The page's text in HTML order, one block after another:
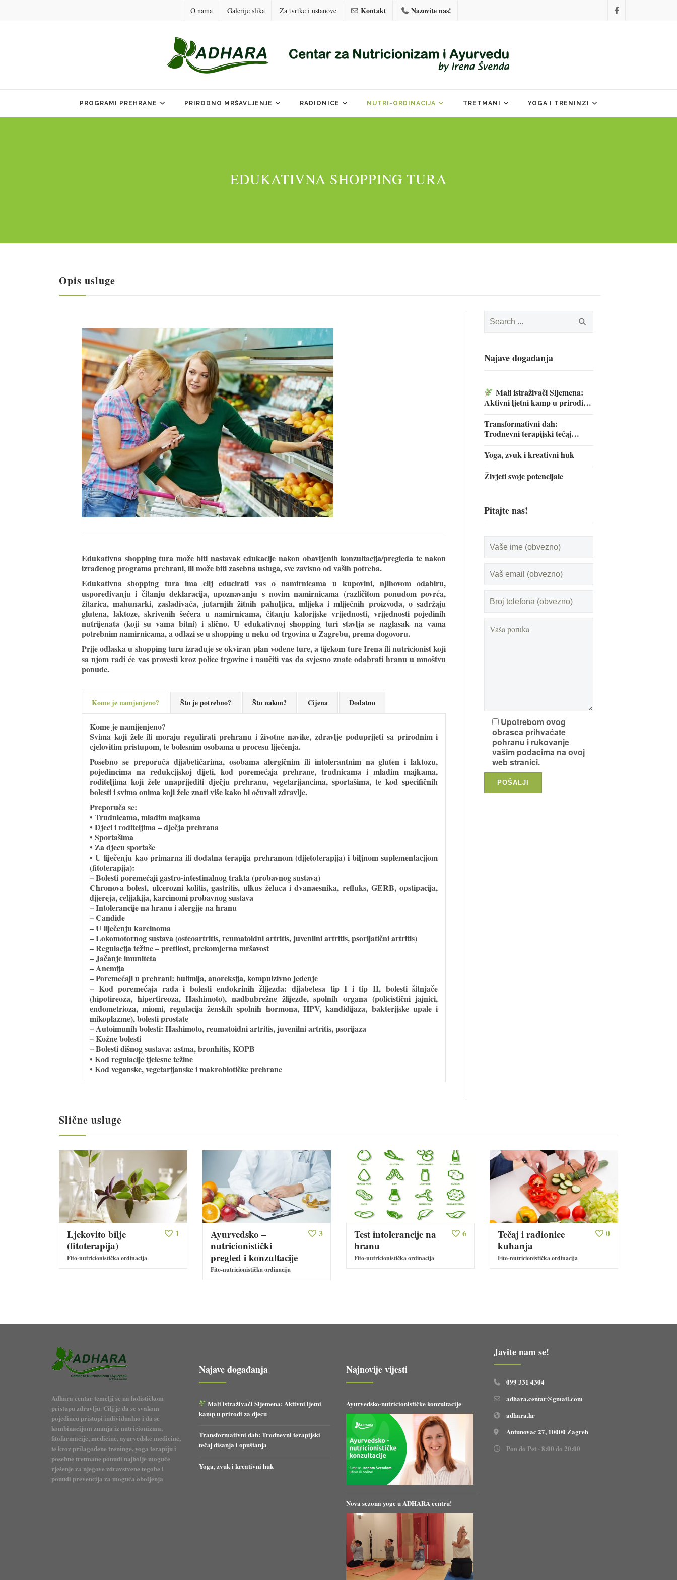
O nama Galerije slika Za tvrtke i ustanove Kontakt Nazovite nas!
PROGRAMI PREHRANE PRIRODNO MRŠAVLJENJE RADIONICE NUTRI-ORDINACIJA TRETMANI YOGA I TRENINZI
EDUKATIVNA SHOPPING TURA
Opis usluge
Edukativna shopping tura može biti nastavak edukacije nakon obavljenih konzultacija/pregleda te nakon
izrađenog programa prehrani, ili može biti zasebna usluga, sve zavisno od vaših potreba.
Edukativna shopping tura ima cilj educirati vas o namirnicama u kupovini, njihovom odabiru,
uspoređivanju i čitanju deklaracija, upoznavanju s novim namirnicama (različitom ponudom povrća,
žitarica, mahunarki, zaslađivača, jutarnjih žitnih pahuljica, mlijeka i mliječnih proizvoda, o sadržaju
glutena, laktoze, skrivenih šećera u namirnicama, čitanju kalorijske vrijednosti, vrijednosti pojedinih
nutrijenata (koji su vama bitni) i slično. U edukativnoj shopping turi stavlja se naglasak na vama
potrebnim namirnicama, a odlazi se u shopping u neku od trgovina u Zagrebu, prema dogovoru.
Prije odlaska u shopping turu izrađuje se okviran plan vođene ture, a tijekom ture Irena ili nutricionist koji
sa njom radi će vas provesti kroz police trgovine i naučiti vas da svjesno znate odabrati hranu u mnoštvu
ponude.
Kome je namjenjeno? Što je potrebno? Što nakon? Cijena Dodatno
Kome je namijenjeno?
Svima koji žele ili moraju regulirati prehranu i životne navike, zdravlje poduprijeti sa prirodnim i
cjelovitim pristupom, te bolesnim osobama u procesu liječenja.
Posebno se preporučadijabetičarima, osobama alergičnim ili intolerantnim na gluten i laktozu,
pojedincima na redukcijskoj dijeti, kod poremećaja prehrane, trudnicama i mladim majkama,
roditeljima koji žele unaprijediti dječju prehranu, vegetarijancima, sportašima, te kod specifičnih
bolesti i svima onima koji žele znati više kako bi očuvali zdravlje.
Preporuča se:
• Trudnicama, mladim majkama
• Djeci i roditeljima – dječja prehrana
• Sportašima
• Za djecu sportaše
• U liječenju kao primarna ili dodatna terapija prehranom (dijetoterapija) i biljnom suplementacijom
(fitoterapija):
– Bolesti poremećaji gastro-intestinalnog trakta (probavnog sustava)
Chronova bolest, ulcerozni kolitis, gastritis, ulkus želuca i dvanaesnika, refluks, GERB, opstipacija,
dijereja, celijakija, karcinomi probavnog sustava
– Intolerancije na hranu i alergije na hranu
– Candide
– U liječenju karcinoma
– Lokomotornog sustava (osteoartritis, reumatoidni artritis, juvenilni artritis, psorijatični artritis)
– Regulacija težine – pretilost, prekomjerna mršavost
– Jačanje imuniteta
– Anemija
– Poremećaji u prehrani: bulimija, anoreksija, kompulzivno jedenje
– Kod poremećaja rada i bolesti endokrinih žlijezda: dijabetesa tip I i tip II, bolesti šitnjače
(hipotireoza, hipertireoza, Hashimoto), nadbubrežne žlijezde, spolnih organa (policistični jajnici,
endometrioza, miomi, regulacija ženskih spolnih hormona, HPV, kandidijaza, bakterijske upale i
mikoplazme), bolesti prostate
– Autoimunih bolesti: Hashimoto, reumatoidni artritis, juvenilni artritis, psorijaza
– Kožne bolesti
– Bolesti dišnog sustava: astma, bronhitis, KOPB
• Kod regulacije tjelesne težine
• Kod veganske, vegetarijanske i makrobiotičke prehrane
for:
Najave događanja
Mali istraživači Sljemena:
Aktivni ljetni kamp u prirodi za
Transformativni dah:
Trodnevni terapijski tečaj
Yoga, zvuk i kreativni huk
Živjeti svoje potencijale
Pitajte nas!
Upotrebom ovog
obrasca prihvaćate
pohranu i rukovanje
vašim podacima na ovoj
web stranici.
Slične usluge
1
Ljekovito bilje
(fitoterapija)
Fito-nutricionistička ordinacija
3
Ayurvedsko –
nutricionistički
pregled i konzultacije
Fito-nutricionistička ordinacija
6
Test intolerancije na
hranu
Fito-nutricionistička ordinacija
0
Tečaj i radionice
kuhanja
Fito-nutricionistička ordinacija
Adhara centar temelji se na holističkom
pristupu zdravlju. Cilj je da se svakom
pojedincu pristupi individualno i da se
kombinacijom znanja iz nutricionizma,
fitofarmacije, medicine, ayurvedske medicine,
te kroz prilagođene treninge, yoga terapiju i
posebne tretmane ponudi najbolje moguće
rješenje za njegove zdravstvene tegobe i
ponudi prevencija za moguća oboljenja
Najave događanja
Mali istraživači Sljemena: Aktivni ljetni
kamp u prirodi za djecu
Transformativni dah: Trodnevni terapijski
tečaj disanja i opuštanja
Yoga, zvuk i kreativni huk
Najnovije vijesti
Ayurvedsko-nutricionističke konzultacije
Nova sezona yoge u ADHARA centru!
Javite nam se!
099 331 4304
adhara.centar@gmail.com
adhara.hr
Antunovac 27, 10000 Zagreb
Pon do Pet - 8:00 do 20:00